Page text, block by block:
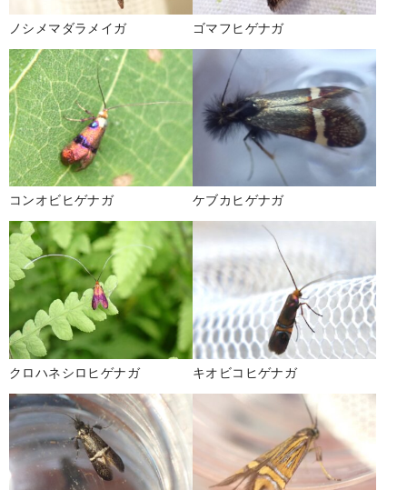
ノシメマダラメイガ ゴマフヒゲナガ
コンオビヒゲナガ ケブカヒゲナガ
クロハネシロヒゲナガ キオビコヒゲナガ